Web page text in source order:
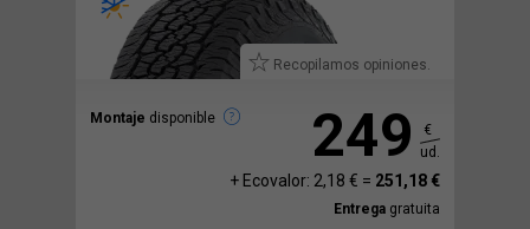
Recopilamos opiniones.
Montaje disponible 249
€
ud.
+ Ecovalor: 2,18 € = 251,18 €
Entrega gratuita